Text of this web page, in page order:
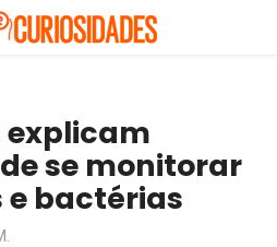
explicam
se monitorar
bactérias